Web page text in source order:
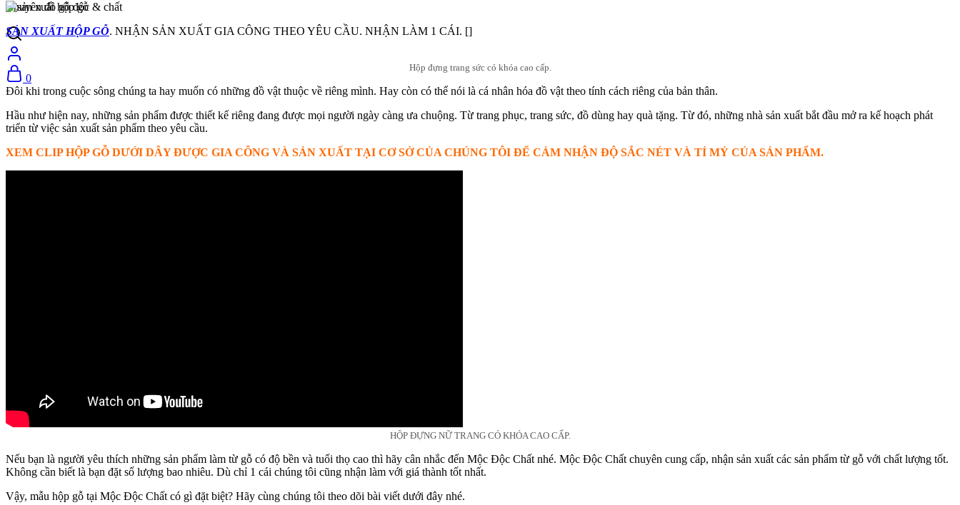
Chuyên đồ gỗ độc & chất
0
SẢN XUẤT HỘP GỖ. NHẬN SẢN XUẤT GIA CÔNG THEO YÊU CẦU. NHẬN LÀM 1 CÁI. []
Hộp đựng trang sức có khóa cao cấp.
Đôi khi trong cuộc sông chúng ta hay muốn có những đồ vật thuộc về riêng mình. Hay còn có thể nói là cá nhân hóa đồ vật theo tính cách riêng của bản thân.
Hầu như hiện nay, những sản phẩm được thiết kế riêng đang được mọi người ngày càng ưa chuộng. Từ trang phục, trang sức, đồ dùng hay quà tặng. Từ đó, những nhà sản xuất bắt đầu mở ra kế hoạch phát
triển từ việc sản xuất sản phẩm theo yêu cầu.
XEM CLIP HỘP GỖ DƯỚI DÂY ĐƯỢC GIA CÔNG VÀ SẢN XUẤT TẠI CƠ SỞ CỦA CHÚNG TÔI ĐỂ CẢM NHẬN ĐỘ SẮC NÉT VÀ TỈ MỶ CỦA SẢN PHẨM.
HỘP ĐỰNG NỮ TRANG CÓ KHÓA CAO CẤP.
Nếu bạn là người yêu thích những sản phẩm làm từ gỗ có độ bền và tuổi thọ cao thì hãy cân nhắc đến Mộc Độc Chất nhé. Mộc Độc Chất chuyên cung cấp, nhận sản xuất các sản phẩm từ gỗ với chất lượng tốt.
Không cần biết là bạn đặt số lượng bao nhiêu. Dù chỉ 1 cái chúng tôi cũng nhận làm với giá thành tốt nhất.
Vậy, mẫu hộp gỗ tại Mộc Độc Chất có gì đặt biệt? Hãy cùng chúng tôi theo dõi bài viết dưới đây nhé.